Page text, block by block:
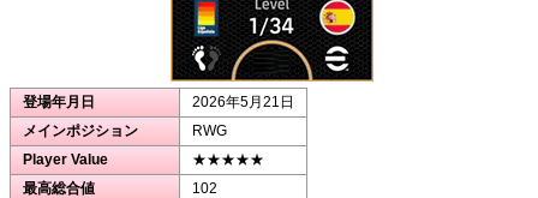
登場年月日
2026年5月21日
メインポジション
RWG
Player Value
★★★★★
最高総合値
102